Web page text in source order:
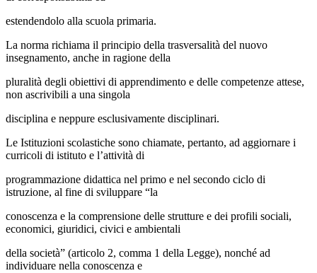
estendendolo alla scuola primaria.
La norma richiama il principio della trasversalità del nuovo
insegnamento, anche in ragione della
pluralità degli obiettivi di apprendimento e delle competenze attese,
non ascrivibili a una singola
disciplina e neppure esclusivamente disciplinari.
Le Istituzioni scolastiche sono chiamate, pertanto, ad aggiornare i
curricoli di istituto e l’attività di
programmazione didattica nel primo e nel secondo ciclo di
istruzione, al fine di sviluppare “la
conoscenza e la comprensione delle strutture e dei profili sociali,
economici, giuridici, civici e ambientali
della società” (articolo 2, comma 1 della Legge), nonché ad
individuare nella conoscenza e